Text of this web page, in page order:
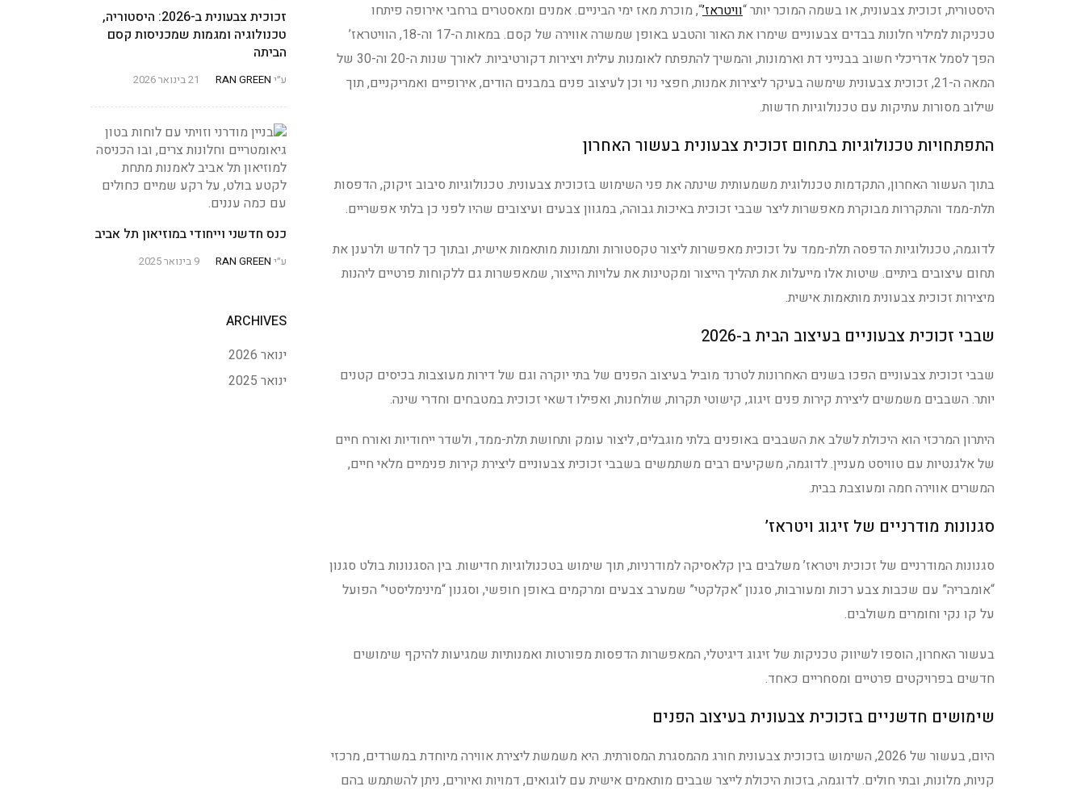
זכוכית צבעונית ב-2026: היסטוריה,
טכנולוגיה ומגמות שמכניסות קסם
הביתה
ע״י RAN GREEN 21 בינואר 2026
כנס חדשני וייחודי במוזיאון תל אביב
ע״י RAN GREEN 9 בינואר 2025
ARCHIVES
ינואר 2026
ינואר 2025
היסטורית, זכוכית צבעונית, או בשמה המוכר יותר “וויטראז’“, מוכרת מאז ימי הביניים. אמנים ומאסטרים ברחבי אירופה פיתחו
טכניקות למילוי חלונות בבדים צבעוניים שימרו את האור והטבע באופן שמשרה אווירה של קסם. במאות ה-17 וה-18, הוויטראז’
הפך לסמל אדריכלי חשוב בבנייני דת וארמונות, והמשיך להתפתח לאומנות עילית ויצירות דקורטיביות. לאורך שנות ה-20 וה-30 של
המאה ה-21, זכוכית צבעונית שימשה בעיקר ליצירות אמנות, חפצי נוי וכן לעיצוב פנים במבנים הודים, אירופיים ואמריקניים, תוך
שילוב מסורות עתיקות עם טכנולוגיות חדשות.
התפתחויות טכנולוגיות בתחום זכוכית צבעונית בעשור האחרון
בתוך העשור האחרון, התקדמות טכנולוגית משמעותית שינתה את פני השימוש בזכוכית צבעונית. טכנולוגיות סיבוב זיקוק, הדפסות
תלת-ממד והתקררות מבוקרת מאפשרות ליצר שבבי זכוכית באיכות גבוהה, במגוון צבעים ועיצובים שהיו לפני כן בלתי אפשריים.
לדוגמה, טכנולוגיות הדפסה תלת-ממד על זכוכית מאפשרות ליצור טקסטורות ותמונות מותאמות אישית, ובתוך כך לחדש ולרענן את
תחום עיצובים ביתיים. שיטות אלו מייעלות את תהליך הייצור ומקטינות את עלויות הייצור, שמאפשרות גם ללקוחות פרטיים ליהנות
מיצירות זכוכית צבעונית מותאמות אישית.
שבבי זכוכית צבעוניים בעיצוב הבית ב-2026
שבבי זכוכית צבעוניים הפכו בשנים האחרונות לטרנד מוביל בעיצוב הפנים של בתי יוקרה וגם של דירות מעוצבות בכיסים קטנים
יותר. השבבים משמשים ליצירת קירות פנים זיגוג, קישוטי תקרות, שולחנות, ואפילו דשאי זכוכית במטבחים וחדרי שינה.
היתרון המרכזי הוא היכולת לשלב את השבבים באופנים בלתי מוגבלים, ליצור עומק ותחושת תלת-ממד, ולשדר ייחודיות ואורח חיים
של אלגנטיות עם טוויסט מעניין. לדוגמה, משקיעים רבים משתמשים בשבבי זכוכית צבעוניים ליצירת קירות פנימיים מלאי חיים,
המשרים אווירה חמה ומעוצבת בבית.
סגנונות מודרניים של זיגוג ויטראז’
סגנונות המודרניים של זכוכית ויטראז’ משלבים בין קלאסיקה למודרניות, תוך שימוש בטכנולוגיות חדישות. בין הסגנונות בולט סגנון
“אומבריה” עם שכבות צבע רכות ומעורבות, סגנון “אקלקטי” שמערב צבעים ומרקמים באופן חופשי, וסגנון “מינימליסטי” הפועל
על קו נקי וחומרים משולבים.
בעשור האחרון, הוספו לשיווק טכניקות של זיגוג דיגיטלי, המאפשרות הדפסות מפורטות ואמנותיות שמגיעות להיקף שימושים
חדשים בפרויקטים פרטיים ומסחריים כאחד.
שימושים חדשניים בזכוכית צבעונית בעיצוב הפנים
היום, בעשור של 2026, השימוש בזכוכית צבעונית חורג מהמסגרת המסורתית. היא משמשת ליצירת אווירה מיוחדת במשרדים, מרכזי
קניות, מלונות, ובתי חולים. לדוגמה, בזכות היכולת לייצר שבבים מותאמים אישית עם לוגואים, דמויות ואיורים, ניתן להשתמש בהם